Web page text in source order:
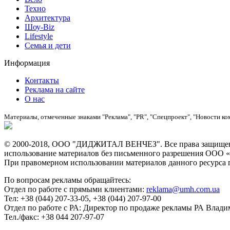
Техно
Архитектура
Шоу-Biz
Lifestyle
Семья и дети
Информация
Контакты
Реклама на сайте
О нас
Материалы, отмеченные знаками "Реклама", "PR", "Спецпроект", "Новости
© 2000-2018, ООО "ДИДЖИТАЛ ВЕНЧЕЗ". Все права
использование материалов без письменного разрешения
При правомерном использовании материалов данного ресурса
По вопросам рекламы обращайтесь:
Отдел по работе с прямыми клиентами: reklama@umh.com.ua
Тел: +38 (044) 207-33-05, +38 (044) 207-97-00
Отдел по работе с РА: Директор по продаже рекламы РА
Тел./факс: +38 044 207-97-07